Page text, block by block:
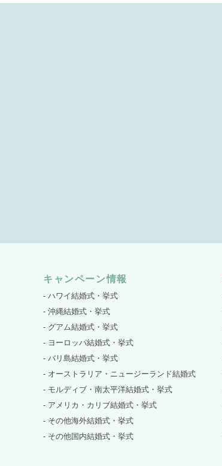
キャンペーン情報
- ハワイ結婚式・挙式
- 沖縄結婚式・挙式
- グアム結婚式・挙式
- ヨーロッパ結婚式・挙式
- バリ島結婚式・挙式
- オーストラリア・ニュージーランド結婚式
- モルディブ・南太平洋結婚式・挙式
- アメリカ・カリブ結婚式・挙式
- その他海外結婚式・挙式
- その他国内結婚式・挙式